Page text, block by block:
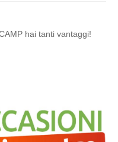
hai tanti vantaggi!